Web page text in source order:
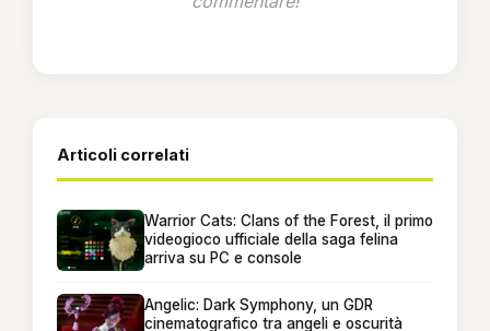
Articoli correlati
Warrior Cats: Clans of the Forest, il primo
videogioco ufficiale della saga felina
arriva su PC e console
Angelic: Dark Symphony, un GDR
cinematografico tra angeli e oscurità